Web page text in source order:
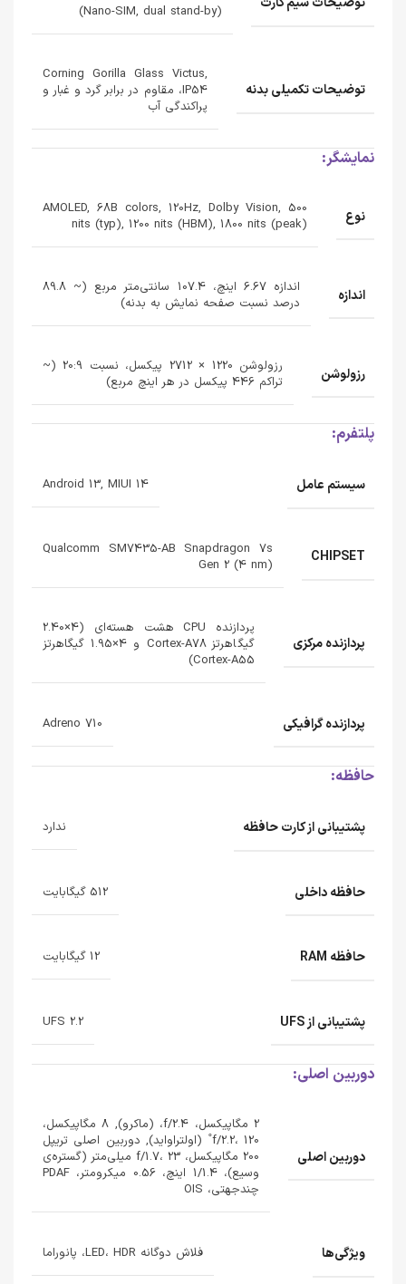
(Nano-SIM, dual stand-by)
توضیحات تکمیلی بدنه
Corning Gorilla Glass Victus,
IP54، مقاوم در برابر گرد و غبار و
پراکندگی آب
نمایشگر:
نوع
AMOLED, 68B colors, 120Hz, Dolby Vision, 500
nits (typ), 1200 nits (HBM), 1800 nits (peak)
اندازه
اندازه 6.67 اینچ، 107.4 سانتی‌متر مربع (~ 89.8
درصد نسبت صفحه نمایش به بدنه)
رزولوشن
رزولوشن 1220 × 2712 پیکسل، نسبت 20:9 (~
تراکم 446 پیکسل در هر اینچ مربع)
پلتفرم:
سیستم عامل Android 13, MIUI 14
CHIPSET
Qualcomm SM7435-AB Snapdragon 7s
Gen 2 (4 nm)
پردازنده‌ مرکزی
پردازنده CPU هشت هسته‌ای (4×2.40
گیگاهرتز Cortex-A78 و 4×1.95 گیگاهرتز
Cortex-A55)
پردازنده‌ گرافیکی Adreno 710
حافظه:
پشتیبانی از کارت حافظه ندارد
حافظه داخلی 512 گیگابایت
حافظه RAM 12 گیگابایت
پشتیبانی از UFS UFS 2.2
دوربین اصلی:
دوربین اصلی
2 مگاپیکسل، f/2.4، (ماکرو), 8 مگاپیکسل،
f/2.2، 120˚ (اولتراواید), دوربین اصلی تریپل
200 مگاپیکسل، f/1.7، 23 میلی‌متر (گستره‌ی
وسیع)، 1/1.4 اینچ، 0.56 میکرومتر، PDAF
چندجهتی، OIS
ویژگی‌ها فلاش دوگانه LED، HDR، پانوراما